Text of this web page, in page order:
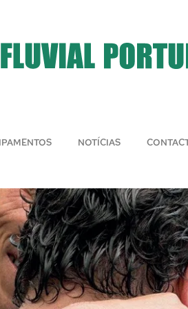
NOTÍCIAS